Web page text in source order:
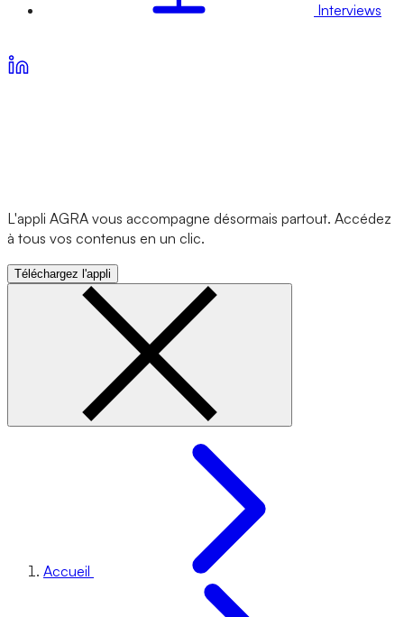
Interviews
L'appli AGRA vous accompagne désormais partout. Accédez
à tous vos contenus en un clic.
Téléchargez l'appli
Accueil